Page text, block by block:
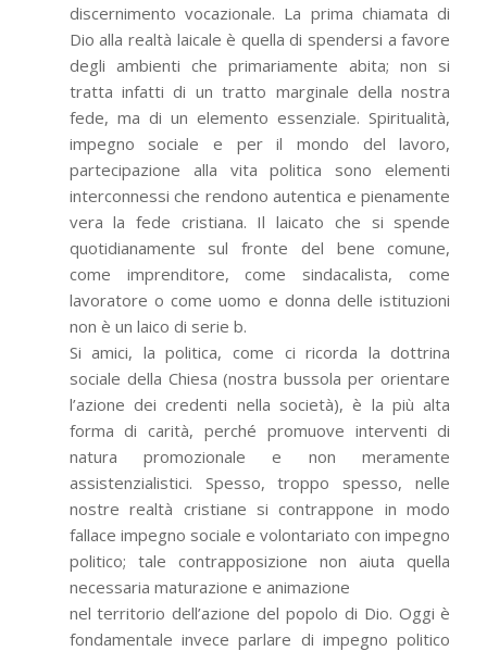
discernimento vocazionale. La prima chiamata di
Dio alla realtà laicale è quella di spendersi a favore
degli ambienti che primariamente abita; non si
tratta infatti di un tratto marginale della nostra
fede, ma di un elemento essenziale. Spiritualità,
impegno sociale e per il mondo del lavoro,
partecipazione alla vita politica sono elementi
interconnessi che rendono autentica e pienamente
vera la fede cristiana. Il laicato che si spende
quotidianamente sul fronte del bene comune,
come imprenditore, come sindacalista, come
lavoratore o come uomo e donna delle istituzioni
non è un laico di serie b.
Si amici, la politica, come ci ricorda la dottrina
sociale della Chiesa (nostra bussola per orientare
l’azione dei credenti nella società), è la più alta
forma di carità, perché promuove interventi di
natura promozionale e non meramente
assistenzialistici. Spesso, troppo spesso, nelle
nostre realtà cristiane si contrappone in modo
fallace impegno sociale e volontariato con impegno
politico; tale contrapposizione non aiuta quella
necessaria maturazione e animazione
nel territorio dell’azione del popolo di Dio. Oggi è
fondamentale invece parlare di impegno politico